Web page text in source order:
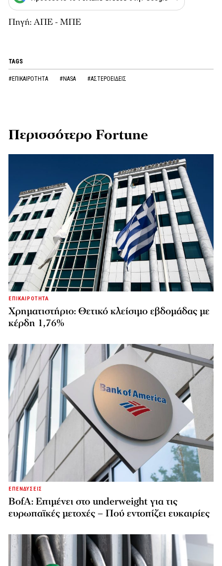
Πηγή: ΑΠΕ - ΜΠΕ
TAGS
#ΕΠΙΚΑΙΡΟΤΗΤΑ #NASA #ΑΣΤΕΡΟΕΙΔΕΙΣ
Περισσότερο Fortune
ΕΠΙΚΑΙΡΟΤΗΤΑ
Χρηματιστήριο: Θετικό κλείσιμο εβδομάδας με
κέρδη 1,76%
ΕΠΕΝΔΥΣΕΙΣ
BofA: Επιμένει στο underweight για τις
ευρωπαϊκές μετοχές – Πού εντοπίζει ευκαιρίες